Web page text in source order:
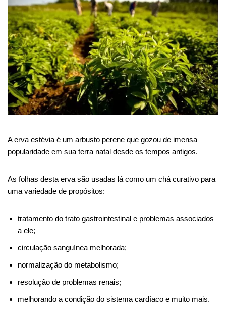
A erva estévia é um arbusto perene que gozou de imensa
popularidade em sua terra natal desde os tempos antigos.
As folhas desta erva são usadas lá como um chá curativo para
uma variedade de propósitos:
tratamento do trato gastrointestinal e problemas associados
a ele;
circulação sanguínea melhorada;
normalização do metabolismo;
resolução de problemas renais;
melhorando a condição do sistema cardíaco e muito mais.